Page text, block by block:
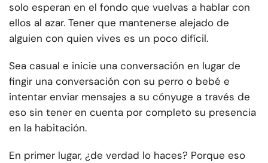
solo esperan en el fondo que vuelvas a hablar con
ellos al azar. Tener que mantenerse alejado de
alguien con quien vives es un poco difícil.
Sea casual e inicie una conversación en lugar de
fingir una conversación con su perro o bebé e
intentar enviar mensajes a su cónyuge a través de
eso sin tener en cuenta por completo su presencia
en la habitación.
En primer lugar, ¿de verdad lo haces? Porque eso